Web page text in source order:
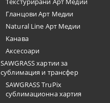
Гланцови Арт Медии
Natural Line Арт Медии
Канава
Аксесоари
SAWGRASS хартии за
сублимация и трансфер
SAWGRASS TruPix
сублимационна хартия